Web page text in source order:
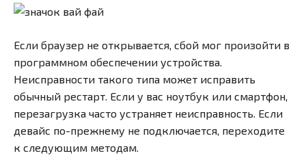
Если браузер не открывается, сбой мог произойти в
программном обеспечении устройства.
Неисправности такого типа может исправить
обычный рестарт. Если у вас ноутбук или смартфон,
перезагрузка часто устраняет неисправность. Если
девайс по-прежнему не подключается, переходите
к следующим методам.